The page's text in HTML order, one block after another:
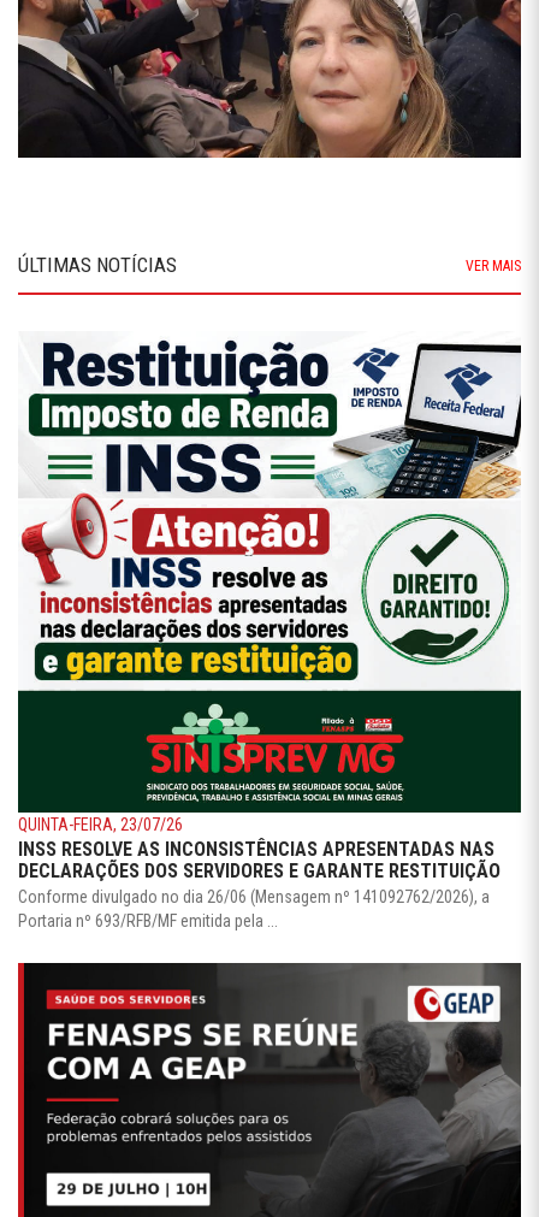
ÚLTIMAS NOTÍCIAS VER MAIS
QUINTA-FEIRA, 23/07/26
INSS RESOLVE AS INCONSISTÊNCIAS APRESENTADAS NAS
DECLARAÇÕES DOS SERVIDORES E GARANTE RESTITUIÇÃO
Conforme divulgado no dia 26/06 (Mensagem nº 141092762/2026), a
Portaria nº 693/RFB/MF emitida pela ...